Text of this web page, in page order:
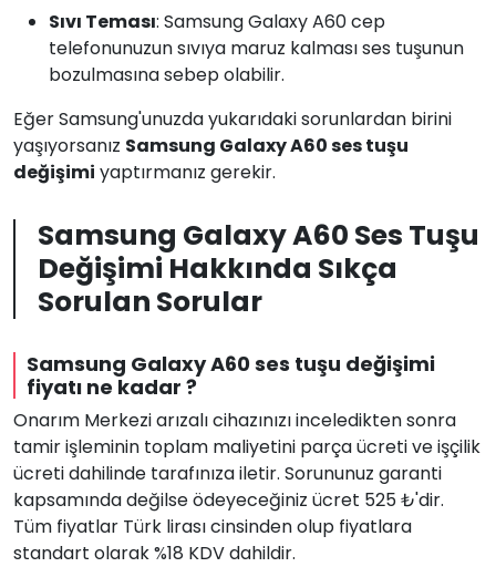
Sıvı Teması: Samsung Galaxy A60 cep
telefonunuzun sıvıya maruz kalması ses tuşunun
bozulmasına sebep olabilir.
Eğer Samsung'unuzda yukarıdaki sorunlardan birini
yaşıyorsanız Samsung Galaxy A60 ses tuşu
değişimi yaptırmanız gerekir.
Samsung Galaxy A60 Ses Tuşu
Değişimi Hakkında Sıkça
Sorulan Sorular
Samsung Galaxy A60 ses tuşu değişimi
fiyatı ne kadar ?
Onarım Merkezi arızalı cihazınızı inceledikten sonra
tamir işleminin toplam maliyetini parça ücreti ve işçilik
ücreti dahilinde tarafınıza iletir. Sorununuz garanti
kapsamında değilse ödeyeceğiniz ücret 525 ₺'dir.
Tüm fiyatlar Türk lirası cinsinden olup fiyatlara
standart olarak %18 KDV dahildir.